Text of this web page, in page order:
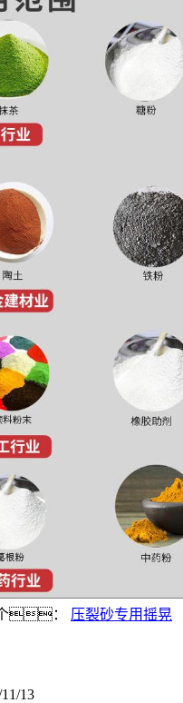
： 压裂砂专用摇晃
13